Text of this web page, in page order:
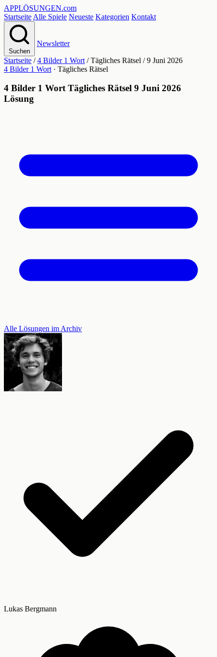
APPLÖSUNGEN.com
Startseite Alle Spiele Neueste Kategorien Kontakt
Suchen
Newsletter
Startseite / 4 Bilder 1 Wort / Tägliches Rätsel / 9 Juni 2026
4 Bilder 1 Wort · Tägliches Rätsel
4 Bilder 1 Wort Tägliches Rätsel 9 Juni 2026
Lösung
Alle Lösungen im Archiv
Lukas Bergmann